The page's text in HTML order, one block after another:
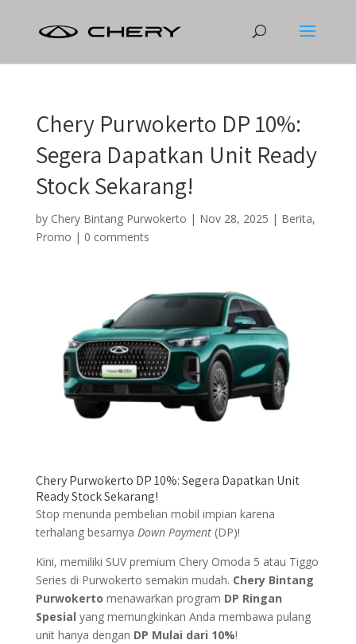
Chery Purwokerto DP 10%:
Segera Dapatkan Unit Ready
Stock Sekarang!
by Chery Bintang Purwokerto | Nov 28, 2025 | Berita,
Promo | 0 comments
Chery Purwokerto DP 10%: Segera Dapatkan Unit
Ready Stock Sekarang!
Stop menunda pembelian mobil impian karena
terhalang besarnya Down Payment(DP)!
Kini, memiliki SUV premium Chery Omoda 5 atau Tiggo
Series di Purwokerto semakin mudah. Chery Bintang
Purwokerto menawarkan program DP Ringan
Spesial yang memungkinkan Anda membawa pulang
unit hanya dengan DP Mulai dari 10%!